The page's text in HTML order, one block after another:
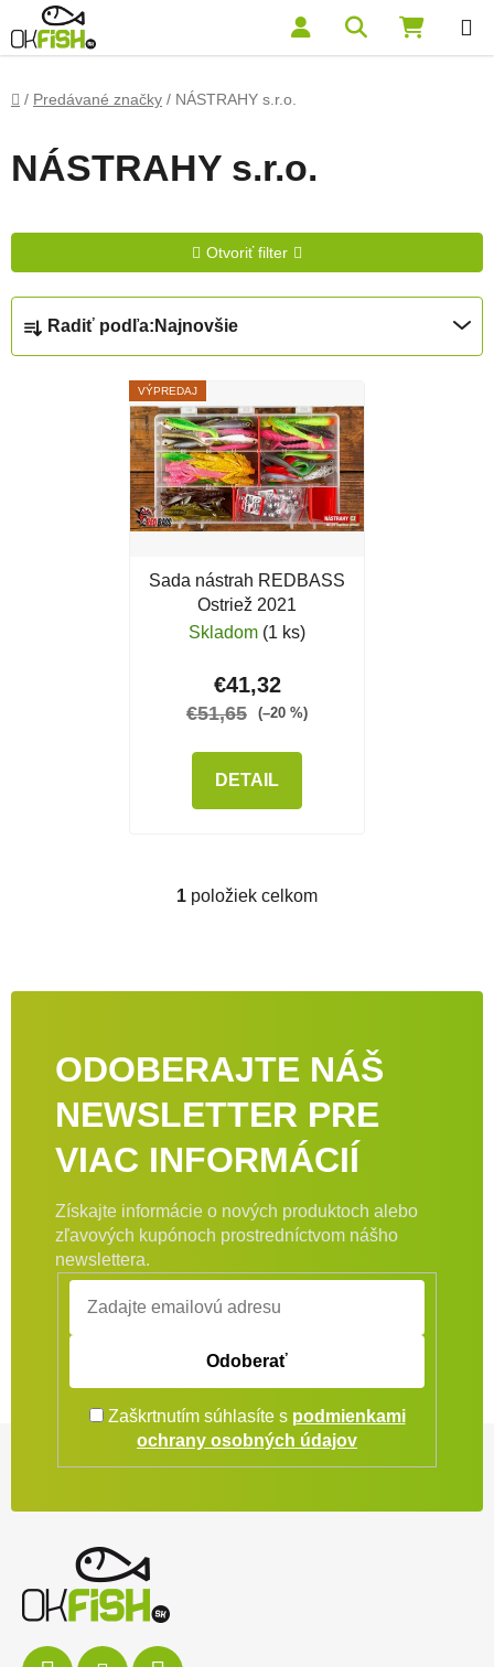
Prejsť na obsah Hľadať
Domov
/ Predávané značky / NÁSTRAHY s.r.o.
NÁSTRAHY s.r.o.
Otvoriť filter
Radenie produktov
Radiť podľa: Najnovšie
Výpis produktov
VÝPREDAJ
Sada nástrah REDBASS
Ostriež 2021
Skladom (1 ks)
€41,32
€51,65 (–20 %)
DETAIL
Ovládacie prvky výpisu
1 položiek celkom
ODOBERAJTE NÁŠ
NEWSLETTER PRE
VIAC INFORMÁCIÍ
Získajte informácie o nových produktoch alebo
zľavových kupónoch prostredníctvom nášho
newslettera.
Odoberať
Zaškrtnutím súhlasíte s podmienkami
ochrany osobných údajov